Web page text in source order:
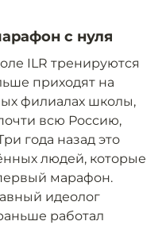
с нуля
ILR тренируются
приходят на
филиалах школы,
всю Россию,
года назад это
людей, которые
марафон.
идеолог
работал